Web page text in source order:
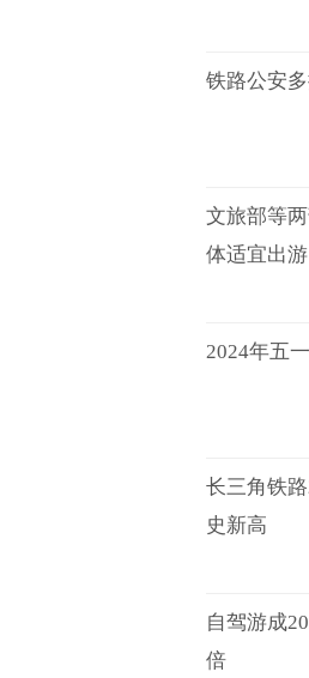
铁路公安
文旅部等
体适宜出游
2024年五
长三角铁
史新高
自驾游成
倍